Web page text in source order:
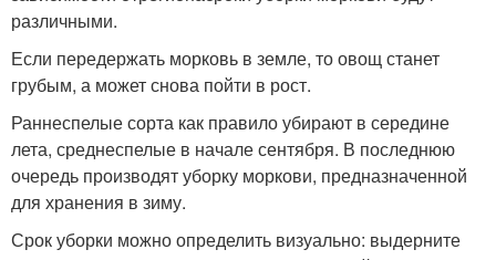
различными.
Если передержать морковь в земле, то овощ станет
грубым, а может снова пойти в рост.
Раннеспелые сорта как правило убирают в середине
лета, среднеспелые в начале сентября. В последнюю
очередь производят уборку моркови, предназначенной
для хранения в зиму.
Срок уборки можно определить визуально: выдерните